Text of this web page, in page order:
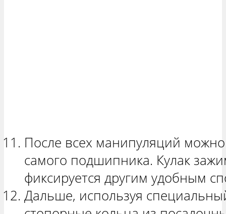
После всех манипуляций
самого подшипника. Кулак
фиксируется другим удобным
Дальше, используя